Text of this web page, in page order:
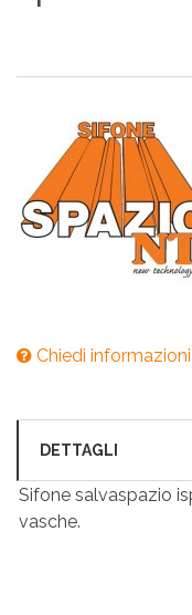
Chiedi
DETTAGLI
Sifone salvaspazio
vasche.